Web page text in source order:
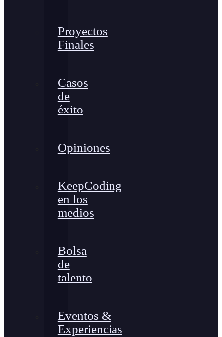
Proyectos
Finales
Casos
de
éxito
Opiniones
KeepCoding
en los
medios
Bolsa
de
talento
Eventos &
Experiencias